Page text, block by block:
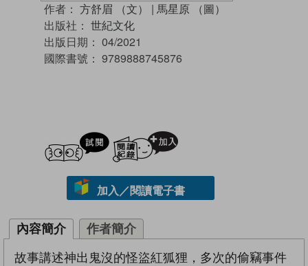
作者： 方舒眉 （文） | 馬星原 （圖）
出版社： 世紀文化
出版日期： 04/2021
國際書號： 9789888745876
試閲
加入／閱讀電子書
內容簡介 作者簡介
故事講述神出鬼沒的怪盜紅狐狸，多次的偷竊事件